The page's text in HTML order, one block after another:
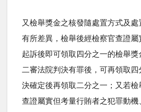
又檢舉獎金之核發隨處置方式及
有所差異，檢舉後經檢察官查證屬
起訴後即可領取四分之一的檢舉
二審法院判決有罪後，可再領取四
決確定後再領取二分之一；又若檢
查證屬實但考量行賄者之犯罪動機